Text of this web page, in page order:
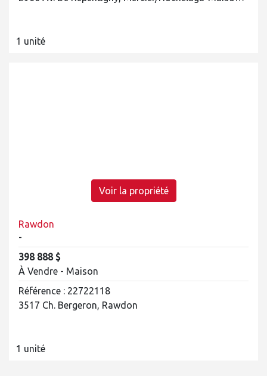
1 unité
Voir la propriété
Rawdon
-
398 888 $
À Vendre - Maison
Référence : 22722118
3517 Ch. Bergeron, Rawdon
1 unité